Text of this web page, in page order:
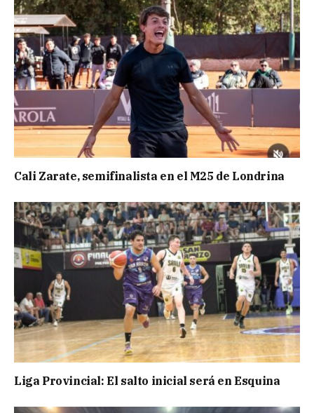
Cali Zarate, semifinalista en el M25 de Londrina
Liga Provincial: El salto inicial será en Esquina